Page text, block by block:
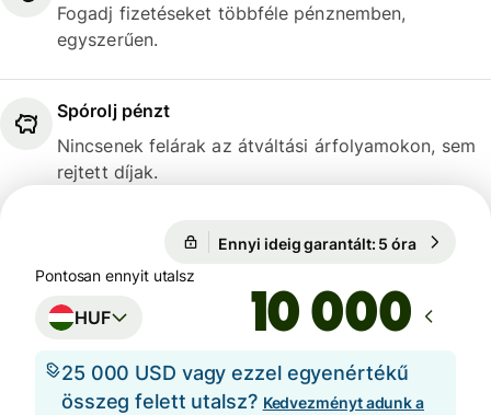
Fogadj fizetéseket többféle pénznemben,
egyszerűen.
Spórolj pénzt
Nincsenek felárak az átváltási árfolyamokon, sem
rejtett díjak.
Ennyi ideig garantált: 5 óra
Pontosan ennyit utalsz
HUF
25 000 USD vagy ezzel egyenértékű
összeg felett utalsz? Kedvezményt adunk a